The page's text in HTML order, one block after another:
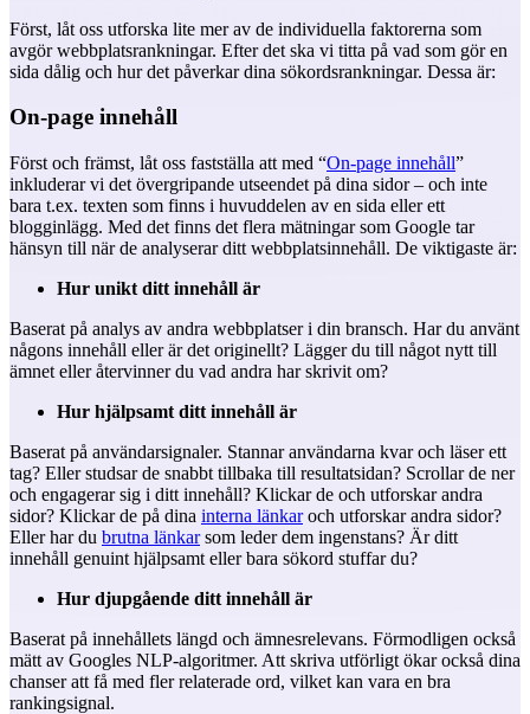
Först, låt oss utforska lite mer av de individuella faktorerna som
avgör webbplatsrankningar. Efter det ska vi titta på vad som gör en
sida dålig och hur det påverkar dina sökordsrankningar. Dessa är:
On-page innehåll
Först och främst, låt oss fastställa att med “On-page innehåll”
inkluderar vi det övergripande utseendet på dina sidor – och inte
bara t.ex. texten som finns i huvuddelen av en sida eller ett
blogginlägg. Med det finns det flera mätningar som Google tar
hänsyn till när de analyserar ditt webbplatsinnehåll. De viktigaste är:
Hur unikt ditt innehåll är
Baserat på analys av andra webbplatser i din bransch. Har du använt
någons innehåll eller är det originellt? Lägger du till något nytt till
ämnet eller återvinner du vad andra har skrivit om?
Hur hjälpsamt ditt innehåll är
Baserat på användarsignaler. Stannar användarna kvar och läser ett
tag? Eller studsar de snabbt tillbaka till resultatsidan? Scrollar de ner
och engagerar sig i ditt innehåll? Klickar de och utforskar andra
sidor? Klickar de på dina interna länkaroch utforskar andra sidor?
Eller har du brutna länkarsom leder dem ingenstans? Är ditt
innehåll genuint hjälpsamt eller bara sökord stuffar du?
Hur djupgående ditt innehåll är
Baserat på innehållets längd och ämnesrelevans. Förmodligen också
mätt av Googles NLP-algoritmer. Att skriva utförligt ökar också dina
chanser att få med fler relaterade ord, vilket kan vara en bra
rankingsignal.